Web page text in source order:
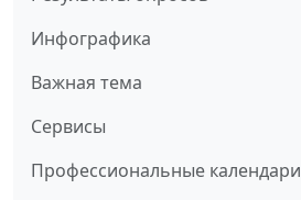
Инфографика
Важная тема
Сервисы
Профессиональные календари